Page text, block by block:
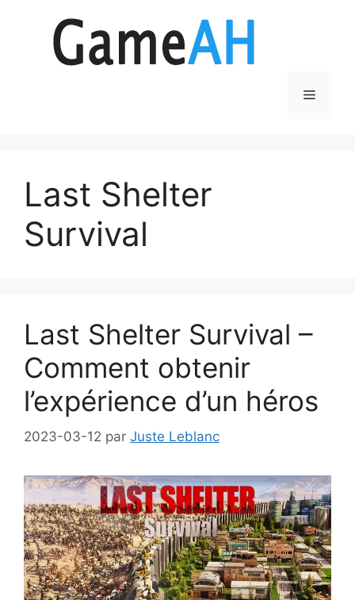
Menu
Last Shelter
Survival
Last Shelter Survival –
Comment obtenir
l’expérience d’un héros
2023-03-12 par Juste Leblanc